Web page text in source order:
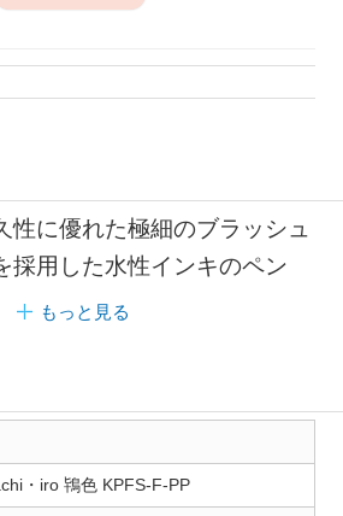
性に優れた極細のブラッシュ
採用した水性インキのペン
もっと見る
・iro 鴇色 KPFS-F-PP